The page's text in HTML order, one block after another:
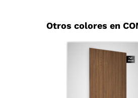
Otros colores en